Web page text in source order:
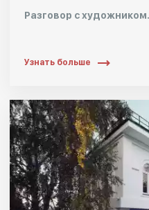
Разговор с
Узнать больше